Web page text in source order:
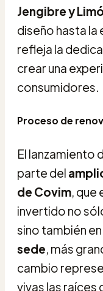
Jengibre y
diseño hasta la
refleja la
crear una
consumidores.
Proceso de
El lanzamiento
parte del
de Covim, que
invertido no
sino también
sede, más
cambio
vivas las raíces